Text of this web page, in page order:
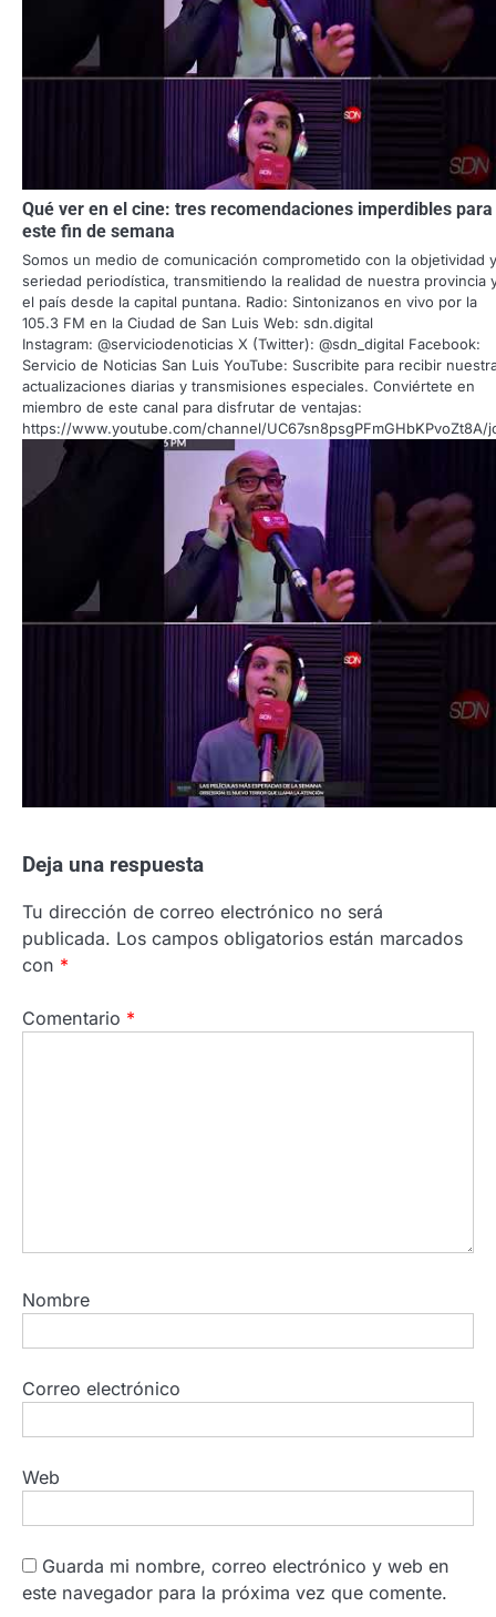
Qué ver en el cine: tres recomendaciones imperdibles para
este fin de semana
Somos un medio de comunicación comprometido con la objetividad
seriedad periodística, transmitiendo la realidad de nuestra provincia
el país desde la capital puntana. Radio: Sintonizanos en vivo por la
105.3 FM en la Ciudad de San Luis Web: sdn.digital
Instagram: @serviciodenoticias X (Twitter): @sdn_digital Facebook:
Servicio de Noticias San Luis YouTube: Suscribite para recibir
actualizaciones diarias y transmisiones especiales. Conviértete en
miembro de este canal para disfrutar de ventajas:
https://www.youtube.com/channel/UC67sn8psgPFmGHbKPvoZt8A/
Deja una respuesta
Tu dirección de correo electrónico no será
publicada. Los campos obligatorios están marcados
con *
Comentario *
Nombre
Correo electrónico
Web
Guarda mi nombre, correo electrónico y web en
este navegador para la próxima vez que comente.